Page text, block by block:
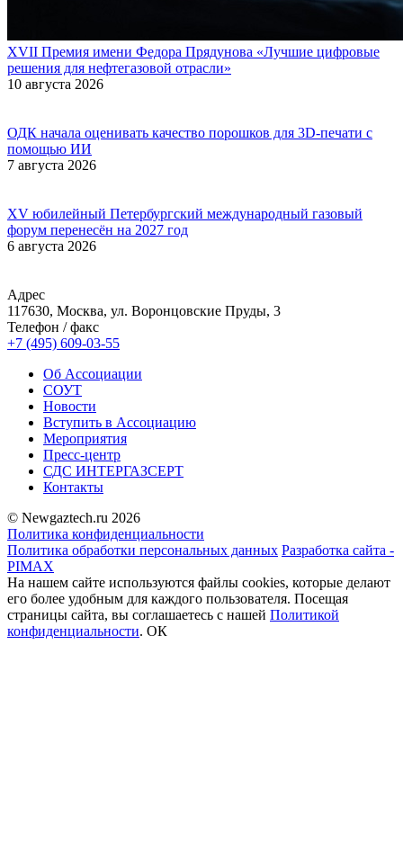
XVII Премия имени Федора Прядунова «Лучшие цифровые
решения для нефтегазовой отрасли»
10 августа 2026
ОДК начала оценивать качество порошков для 3D-печати с
помощью ИИ
7 августа 2026
XV юбилейный Петербургский международный газовый
форум перенесён на 2027 год
6 августа 2026
Адрес
117630, Москва, ул. Воронцовские Пруды, 3
Телефон / факс
+7 (495) 609-03-55
Об Ассоциации
СОУТ
Новости
Вступить в Ассоциацию
Мероприятия
Пресс-центр
СДС ИНТЕРГАЗСЕРТ
Контакты
© Newgaztech.ru 2026
Политика конфиденциальности
Политика обработки персональных данных Разработка сайта -
PIMAX
На нашем сайте используются файлы cookies, которые делают
его более удобным для каждого пользователя. Посещая
страницы сайта, вы соглашаетесь c нашей Политикой
конфиденциальности. ОК